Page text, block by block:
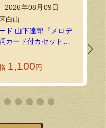
2026年08月09日
白山
ド 山下達郎『メロデ
カード付カセットテ
取しました！
1,100円